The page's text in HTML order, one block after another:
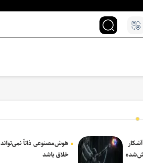
هوش‌مصنوعی ذاتاً نمی‌تواند
خلاق باشد